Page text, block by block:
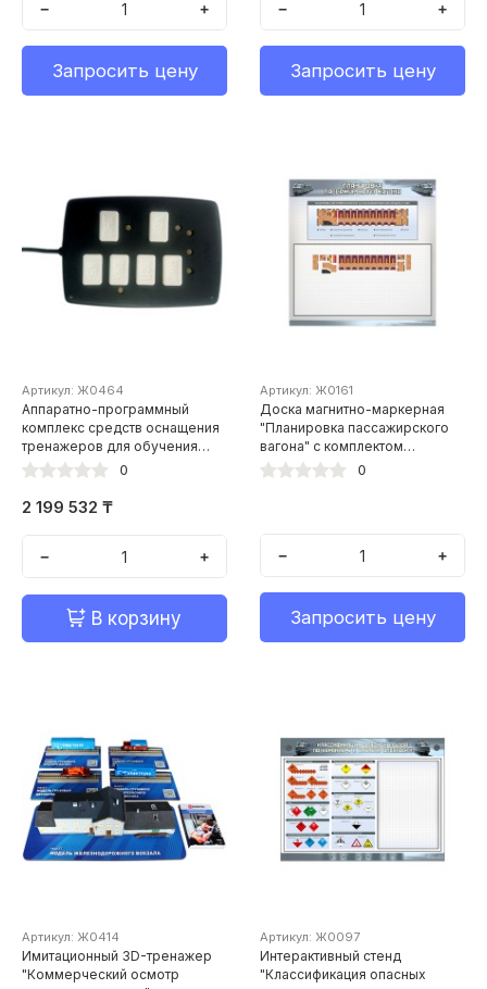
− +
Запросить цену
− +
Запросить цену
Артикул: Ж0464
Аппаратно-программный
комплекс средств оснащения
тренажеров для обучения
локомотивных бригад АС
0
2 199 532 ₸
− +
В корзину
Артикул: Ж0161
Доска магнитно-маркерная
"Планировка пассажирского
вагона" с комплектом
тематических магнитов
0
− +
Запросить цену
Артикул: Ж0414
Имитационный 3D-тренажер
"Коммерческий осмотр
Артикул: Ж0097
Интерактивный стенд
"Классификация опасных